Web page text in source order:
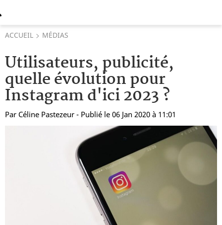
ACCUEIL MÉDIAS
Utilisateurs, publicité,
quelle évolution pour
Instagram d'ici 2023 ?
Par Céline Pastezeur - Publié le 06 Jan 2020 à 11:01